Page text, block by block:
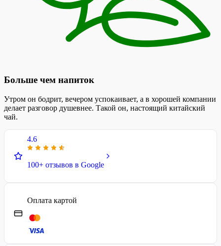
Больше чем напиток
Утром он бодрит, вечером успокаивает, а в хорошей компании
делает разговор душевнее. Такой он, настоящий китайский
чай.
4.6
100+ отзывов в Google
Оплата картой